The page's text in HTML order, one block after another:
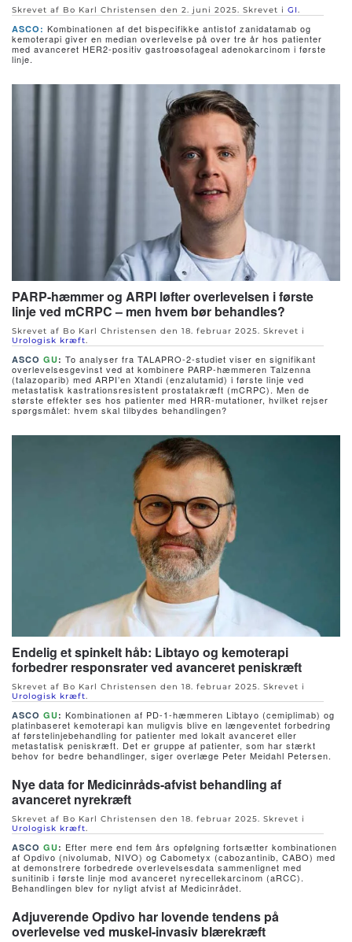
Skrevet af Bo Karl Christensen den 2. juni 2025. Skrevet i GI .
ASCO: Kombinationen af det bispecifikke antistof zanidatamab og
kemoterapi giver en median overlevelse på over tre år hos patienter
med avanceret HER2-positiv gastroøsofageal adenokarcinom i første
linje.
PARP-hæmmer og ARPI løfter overlevelsen i første
linje ved mCRPC – men hvem bør behandles?
Skrevet af Bo Karl Christensen den 18. februar 2025. Skrevet i
Urologisk kræft.
ASCO GU: To analyser fra TALAPRO-2-studiet viser en signifikant
overlevelsesgevinst ved at kombinere PARP-hæmmeren Talzenna
(talazoparib) med ARPI’en Xtandi (enzalutamid) i første linje ved
metastatisk kastrationsresistent prostatakræft (mCRPC). Men de
største effekter ses hos patienter med HRR-mutationer, hvilket rejser
spørgsmålet: hvem skal tilbydes behandlingen?
Endelig et spinkelt håb: Libtayo og kemoterapi
forbedrer responsrater ved avanceret peniskræft
Skrevet af Bo Karl Christensen den 18. februar 2025. Skrevet i
Urologisk kræft.
ASCO GU: Kombinationen af PD-1-hæmmeren Libtayo (cemiplimab) og
platinbaseret kemoterapi kan muligvis blive en længeventet forbedring
af førstelinjebehandling for patienter med lokalt avanceret eller
metastatisk peniskræft. Det er gruppe af patienter, som har stærkt
behov for bedre behandlinger, siger overlæge Peter Meidahl Petersen.
Nye data for Medicinråds-afvist behandling af
avanceret nyrekræft
Skrevet af Bo Karl Christensen den 18. februar 2025. Skrevet i
Urologisk kræft.
ASCO GU: Efter mere end fem års opfølgning fortsætter kombinationen
af Opdivo (nivolumab, NIVO) og Cabometyx (cabozantinib, CABO) med
at demonstrere forbedrede overlevelsesdata sammenlignet med
sunitinib i første linje mod avanceret nyrecellekarcinom (aRCC).
Behandlingen blev for nyligt afvist af Medicinrådet.
Adjuverende Opdivo har lovende tendens på
overlevelse ved muskel-invasiv blærekræft